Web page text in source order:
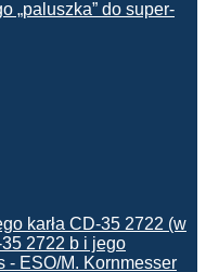
„paluszka” do super-